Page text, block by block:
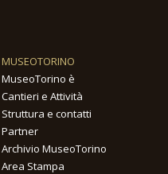
MUSEOTORINO
MuseoTorino è
Cantieri e Attività
Struttura e contatti
Partner
Archivio MuseoTorino
Area Stampa